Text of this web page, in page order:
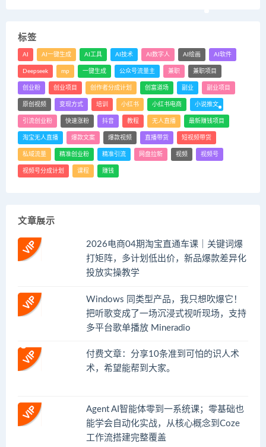
标签
AI AI一键生成 AI工具 AI技术 AI数字人 AI绘画 AI软件
Deepseek mp 一键生成 公众号流量主 兼职 兼职项目
创业粉 创业项目 创作者分成计划 创富道场 副业 副业项目
原创视频 变现方式 培训 小红书 小红书电商 小说推文
引流创业粉 快速涨粉 抖音 教程 无人直播 最新赚钱项目
淘宝无人直播 爆款文案 爆款视频 直播带货 短视频带货
私域流量 精准创业粉 精准引流 网盘拉新 视频 视频号
视频号分成计划 课程 赚钱
文章展示
2026电商04期淘宝直通车课｜关键词爆
打矩阵，多计划低出价，新品爆款差异化
投放实操教学
Windows 同类型产品，我只想吹爆它！
把听歌变成了一场沉浸式视听现场，支持
多平台歌单播放 Mineradio
付费文章：分享10条准到可怕的识人术
术，希望能帮到大家。
Agent AI智能体零到一系统课；零基础也
能学会自动化实战，从核心概念到Coze
工作流搭建完整覆盖